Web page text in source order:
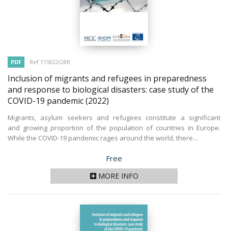
PDF Ref 115022GBR
Inclusion of migrants and refugees in preparedness
and response to biological disasters: case study of the
COVID-19 pandemic(2022)
Migrants, asylum seekers and refugees constitute a significant
and growing proportion of the population of countries in Europe.
While the COVID-19 pandemic rages around the world, there...
Price
Free
MORE INFO